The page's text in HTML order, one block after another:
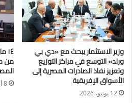
دولار.
وكشفت أن عدد الشركات المصرية
وزير الاستثمار يبحث مع «دي بي
ورلد» التوسع في مراكز التوزيع
وتعزيز نفاذ الصادرات المصرية إلى
الأسواق الإفريقية
12 يونيو، 2026
من
8 أبريل، 2023